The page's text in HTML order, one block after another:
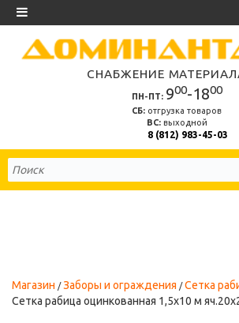
СНАБЖЕНИЕ
ПН-ПТ: 900-1800
СБ: отгрузка товаров
ВС:выходной
8 (812) 983-45-03
Магазин Заборы и ограждения
Сетка
Сетка рабица оцинкованная 1,5х10 м